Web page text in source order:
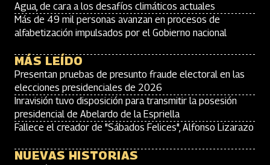
Agua, de cara a los desafíos climáticos actuales
Más de 49 mil personas avanzan en procesos de
alfabetización impulsados por el Gobierno nacional
MÁS LEÍDO
Presentan pruebas de presunto fraude electoral en las
elecciones presidenciales de 2026
Inravisión tuvo disposición para transmitir la posesión
presidencial de Abelardo de la Espriella
Fallece el creador de "Sábados Felices", Alfonso Lizarazo
NUEVAS HISTORIAS